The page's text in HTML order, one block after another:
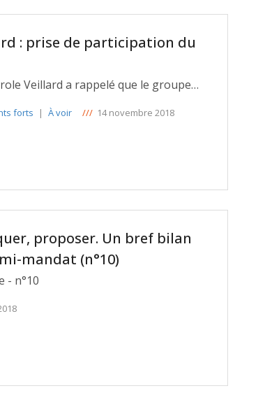
: prise de participation du
Veillard a rappelé que le groupe
l'e-illetrisme. En revanche, elle
forts | À voir /// 14 novembre 2018
proposer. Un bref bilan
mandat (n°10)
- n°10